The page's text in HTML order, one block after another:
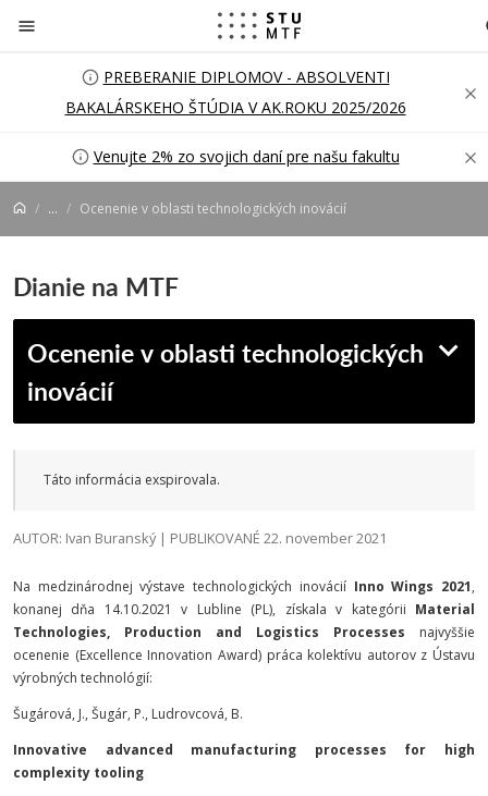
Prejsť na obsah
PREBERANIE DIPLOMOV - ABSOLVENTI
BAKALÁRSKEHO ŠTÚDIA V AK.ROKU 2025/2026
Venujte 2% zo svojich daní pre našu fakultu
... Ocenenie v oblasti technologických inovácií
Dianie na MTF
Ocenenie v oblasti technologických
inovácií
Táto informácia exspirovala.
AUTOR: Ivan Buranský | PUBLIKOVANÉ 22. november 2021
Na medzinárodnej výstave technologických inovácií Inno Wings 2021,
konanej dňa 14.10.2021 v Lubline (PL), získala v kategórii Material
Technologies, Production and Logistics Processes najvyššie
ocenenie (Excellence Innovation Award) práca kolektívu autorov z Ústavu
výrobných technológií:
Šugárová, J., Šugár, P., Ludrovcová, B.
Innovative advanced manufacturing processes for high
complexity tooling